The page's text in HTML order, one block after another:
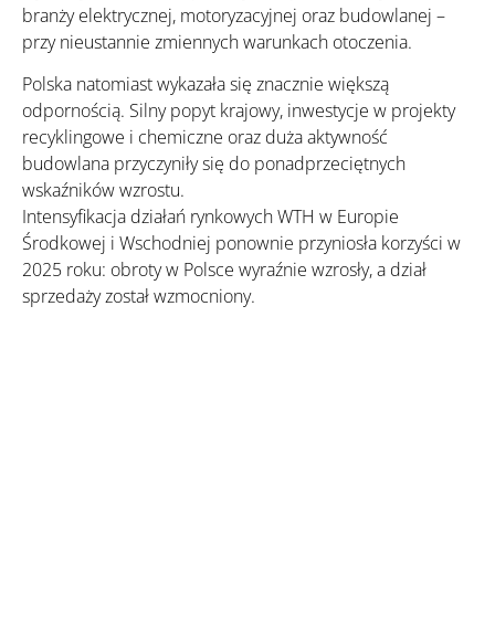
branży elektrycznej, motoryzacyjnej oraz budowlanej –
przy nieustannie zmiennych warunkach otoczenia.
Polska natomiast wykazała się znacznie większą
odpornością. Silny popyt krajowy, inwestycje w projekty
recyklingowe i chemiczne oraz duża aktywność
budowlana przyczyniły się do ponadprzeciętnych
wskaźników wzrostu.
Intensyfikacja działań rynkowych WTH w Europie
Środkowej i Wschodniej ponownie przyniosła korzyści w
2025 roku: obroty w Polsce wyraźnie wzrosły, a dział
sprzedaży został wzmocniony.